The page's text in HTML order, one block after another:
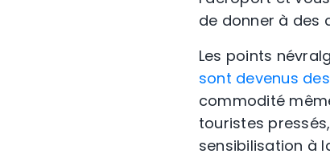
de donner à des
Les points
sont devenus
commodité
touristes
sensibilisation à